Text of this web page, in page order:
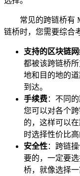
常见的跨链桥有
链桥时，您需要综合
支持的区块链
都被该跨链桥
地和目的地的
到达。
手续费：不同
您可以对各个
的，这样可以
时选择性价比高
安全性：跨链
要的，一定要
桥，就像选择